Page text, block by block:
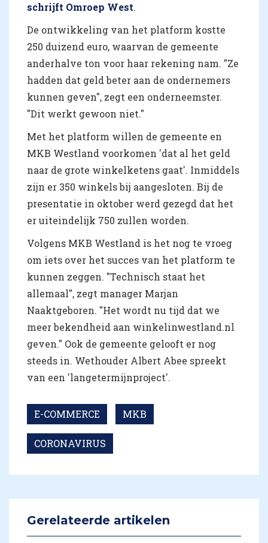
schrijft Omroep West.
De ontwikkeling van het platform kostte
250 duizend euro, waarvan de gemeente
anderhalve ton voor haar rekening nam. "Ze
hadden dat geld beter aan de ondernemers
kunnen geven", zegt een onderneemster.
"Dit werkt gewoon niet."
Met het platform willen de gemeente en
MKB Westland voorkomen 'dat al het geld
naar de grote winkelketens gaat'. Inmiddels
zijn er 350 winkels bij aangesloten. Bij de
presentatie in oktober werd gezegd dat het
er uiteindelijk 750 zullen worden.
Volgens MKB Westland is het nog te vroeg
om iets over het succes van het platform te
kunnen zeggen. "Technisch staat het
allemaal", zegt manager Marjan
Naaktgeboren. "Het wordt nu tijd dat we
meer bekendheid aan winkelinwestland.nl
geven." Ook de gemeente gelooft er nog
steeds in. Wethouder Albert Abee spreekt
van een 'langetermijnproject'.
E-COMMERCE MKB
CORONAVIRUS
Gerelateerde artikelen